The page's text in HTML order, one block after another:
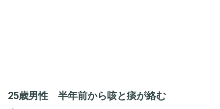
25歳男性 半年前から咳と痰が絡む